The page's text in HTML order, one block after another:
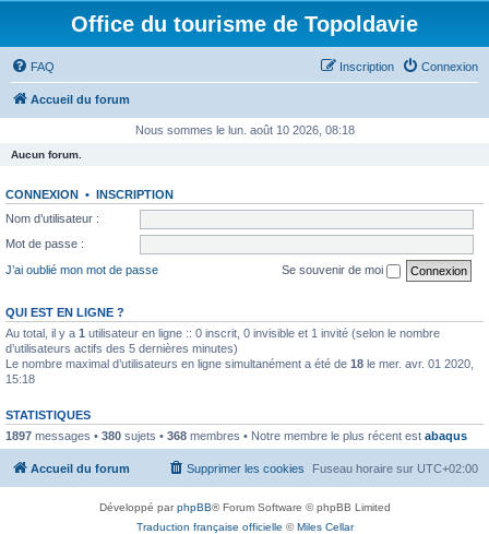
Office du tourisme de Topoldavie
FAQ Connexion
Inscription
Accueil du forum
Nous sommes le lun. août 10 2026, 08:18
Aucun forum.
CONNEXION • INSCRIPTION
Nom d’utilisateur :
Mot de passe :
J’ai oublié mon mot de passe
Se souvenir de moi
QUI EST EN LIGNE ?
Au total, il y a 1 utilisateur en ligne :: 0 inscrit, 0 invisible et 1 invité (selon le nombre
d’utilisateurs actifs des 5 dernières minutes)
Le nombre maximal d’utilisateurs en ligne simultanément a été de 18 le mer. avr. 01 2020,
15:18
STATISTIQUES
1897 messages • 380 sujets • 368 membres • Notre membre le plus récent est abaqus
Accueil du forum Fuseau horaire sur UTC+02:00
Supprimer les cookies
Développé parphpBB® Forum Software © phpBB Limited
Traduction française officielle ©Miles Cellar